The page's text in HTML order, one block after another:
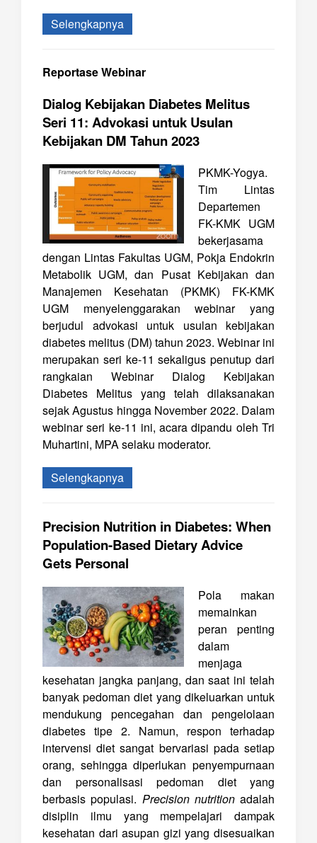
Selengkapnya
Reportase Webinar
Dialog Kebijakan Diabetes Melitus
Seri 11: Advokasi untuk Usulan
Kebijakan DM Tahun 2023
PKMK-Yogya.
Tim Lintas
Departemen
FK-KMK UGM
bekerjasama
dengan Lintas Fakultas UGM, Pokja Endokrin
Metabolik UGM, dan Pusat Kebijakan dan
Manajemen Kesehatan (PKMK) FK-KMK
UGM menyelenggarakan webinar yang
berjudul advokasi untuk usulan kebijakan
diabetes melitus (DM) tahun 2023. Webinar ini
merupakan seri ke-11 sekaligus penutup dari
rangkaian Webinar Dialog Kebijakan
Diabetes Melitus yang telah dilaksanakan
sejak Agustus hingga November 2022. Dalam
webinar seri ke-11 ini, acara dipandu oleh Tri
Muhartini, MPA selaku moderator.
Selengkapnya
Precision Nutrition in Diabetes: When
Population-Based Dietary Advice
Gets Personal
Pola makan
memainkan
peran penting
dalam
menjaga
kesehatan jangka panjang, dan saat ini telah
banyak pedoman diet yang dikeluarkan untuk
mendukung pencegahan dan pengelolaan
diabetes tipe 2. Namun, respon terhadap
intervensi diet sangat bervariasi pada setiap
orang, sehingga diperlukan penyempurnaan
dan personalisasi pedoman diet yang
berbasis populasi. Precision nutritionadalah
disiplin ilmu yang mempelajari dampak
kesehatan dari asupan gizi yang disesuaikan